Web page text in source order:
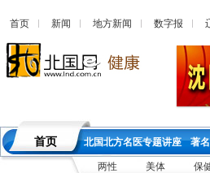
首页 新闻 地方新闻 数字报
首页 北国北方名医专题讲座 著
两性 美体 保